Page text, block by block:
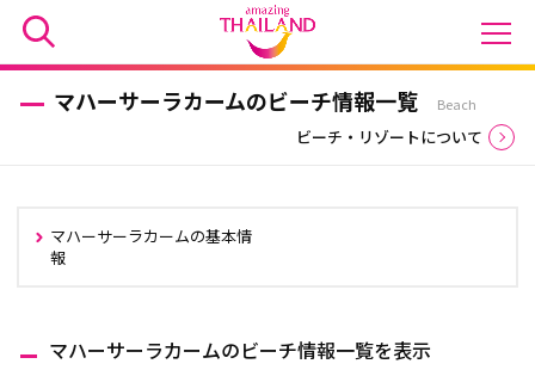
マハーサーラカームのビーチ情報一覧 Beach
ビーチ・リゾートについて
マハーサーラカームの基本情
報
マハーサーラカームのビーチ情報一覧を表示